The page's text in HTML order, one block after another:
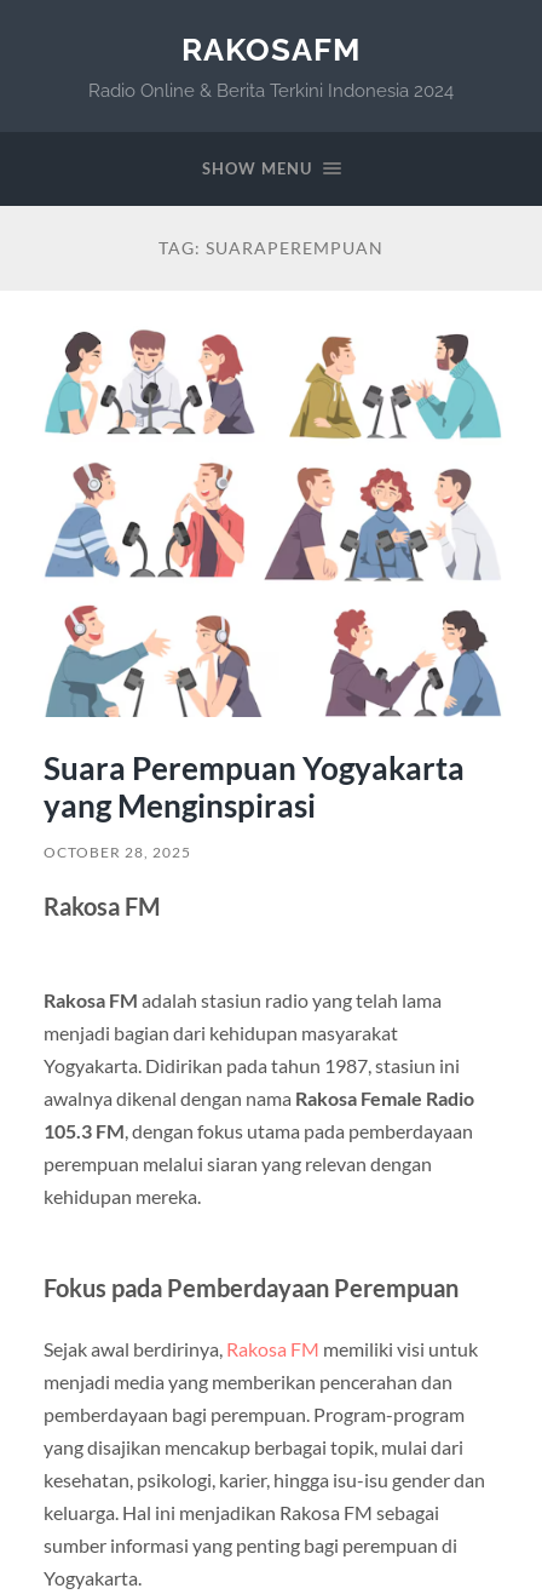
RAKOSAFM
Radio Online & Berita Terkini Indonesia 2024
SHOW MENU
TAG: SUARAPEREMPUAN
Suara Perempuan Yogyakarta
yang Menginspirasi
OCTOBER 28, 2025
Rakosa FM
Rakosa FM adalah stasiun radio yang telah lama
menjadi bagian dari kehidupan masyarakat
Yogyakarta. Didirikan pada tahun 1987, stasiun ini
awalnya dikenal dengan nama Rakosa Female Radio
105.3 FM, dengan fokus utama pada pemberdayaan
perempuan melalui siaran yang relevan dengan
kehidupan mereka.
Fokus pada Pemberdayaan Perempuan
Sejak awal berdirinya, Rakosa FM memiliki visi untuk
menjadi media yang memberikan pencerahan dan
pemberdayaan bagi perempuan. Program-program
yang disajikan mencakup berbagai topik, mulai dari
kesehatan, psikologi, karier, hingga isu-isu gender dan
keluarga. Hal ini menjadikan Rakosa FM sebagai
sumber informasi yang penting bagi perempuan di
Yogyakarta.